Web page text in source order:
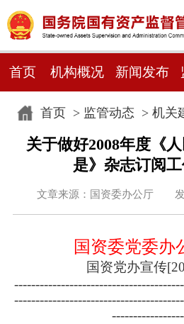
首页 机构概况 新闻发布
首页> 监管动态 > 机关
关于做好2008年度《
是》杂志订阅
文章来源：国资委办公厅 发
国资委党委办
国资党办宣传